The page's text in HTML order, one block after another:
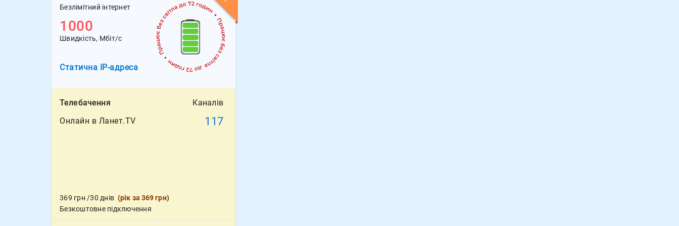
Безлімітний інтернет
1000
Швидкість, Мбіт/с
Статична IP-адреса
Телебачення
Каналів
Онлайн в Ланет.TV
117
369 грн /30 днів (рік за 369 грн)
Безкоштовне підключення